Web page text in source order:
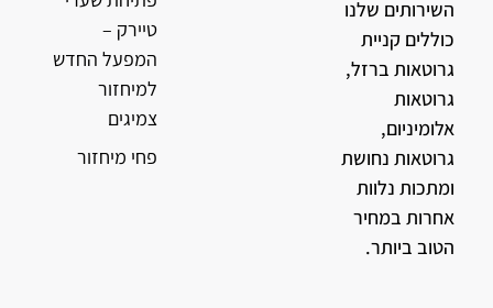
השירותים שלנו
כוללים קניית
גרוטאות ברזל,
גרוטאות
אלומיניום,
גרוטאות נחושת
ומתכות נלוות
אחרות במחיר
הטוב ביותר.
טיירק –
המפעל החדש
למיחזור
צמיגים
פחי מיחזור